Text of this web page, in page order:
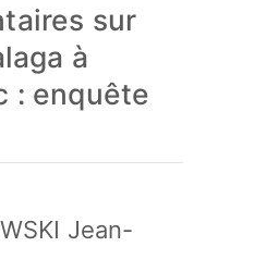
sur
à
: enquête
Jean-